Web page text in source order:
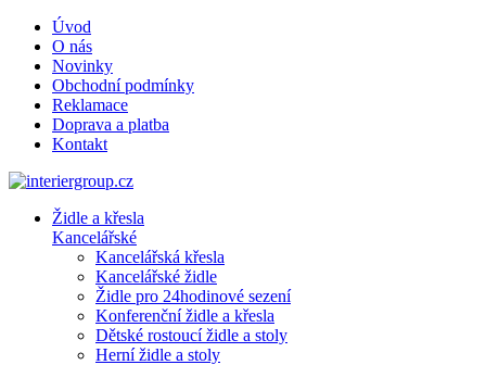
Úvod
O nás
Novinky
Obchodní podmínky
Reklamace
Doprava a platba
Kontakt
Židle a křesla
Kancelářské
Kancelářská křesla
Kancelářské židle
Židle pro 24hodinové sezení
Konferenční židle a křesla
Dětské rostoucí židle a stoly
Herní židle a stoly